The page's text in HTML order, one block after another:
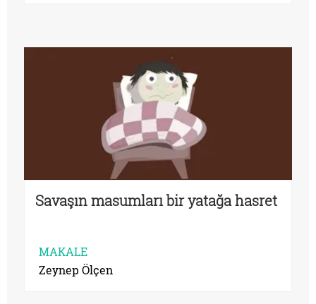
Savaşın masumları bir yatağa hasret
MAKALE
Zeynep Ölçen